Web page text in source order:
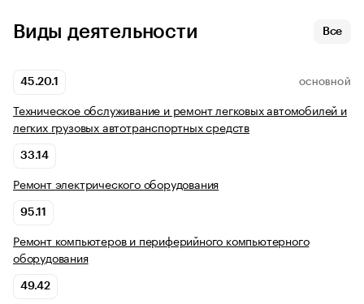
Виды деятельности Все
45.20.1 ОСНОВНОЙ
Техническое обслуживание и ремонт легковых автомобилей и
легких грузовых автотранспортных средств
33.14
Ремонт электрического оборудования
95.11
Ремонт компьютеров и периферийного компьютерного
оборудования
49.42